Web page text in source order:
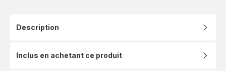
Description
Inclus en achetant ce produit